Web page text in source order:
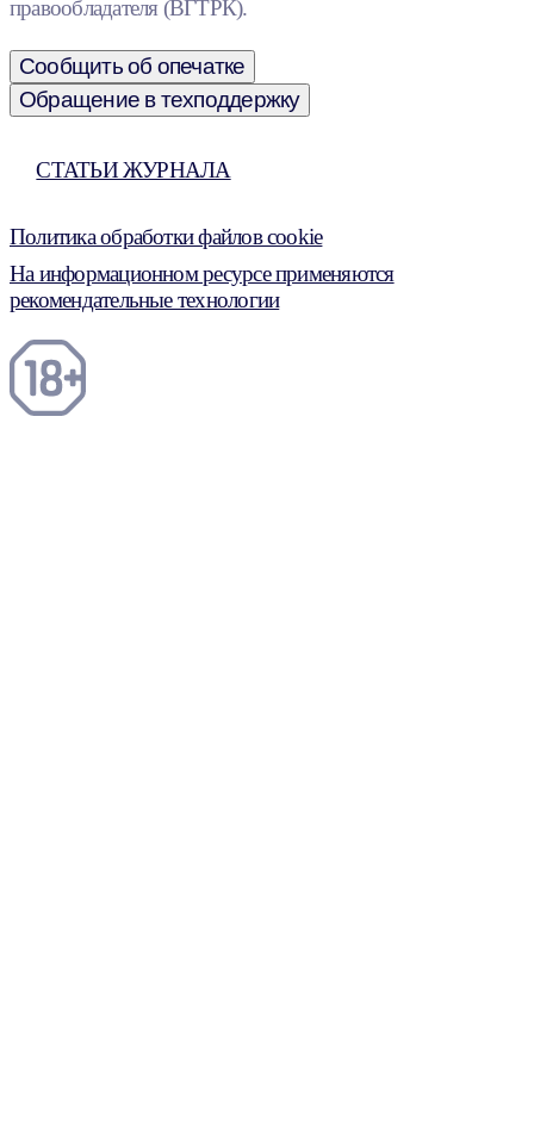
правообладателя (ВГТРК).
Сообщить об опечатке
Обращение в техподдержку
СТАТЬИ ЖУРНАЛА
Политика обработки файлов cookie
На информационном ресурсе применяются
рекомендательные технологии